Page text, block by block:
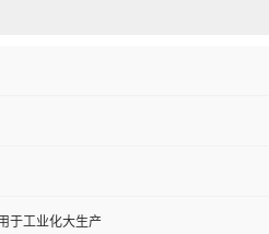
于工业化大生产